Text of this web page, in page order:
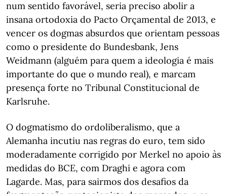
num sentido favorável, seria preciso abolir a
insana ortodoxia do Pacto Orçamental de 2013, e
vencer os dogmas absurdos que orientam pessoas
como o presidente do Bundesbank, Jens
Weidmann (alguém para quem a ideologia é mais
importante do que o mundo real), e marcam
presença forte no Tribunal Constitucional de
Karlsruhe.
O dogmatismo do ordoliberalismo, que a
Alemanha incutiu nas regras do euro, tem sido
moderadamente corrigido por Merkel no apoio às
medidas do BCE, com Draghi e agora com
Lagarde. Mas, para sairmos dos desafios da